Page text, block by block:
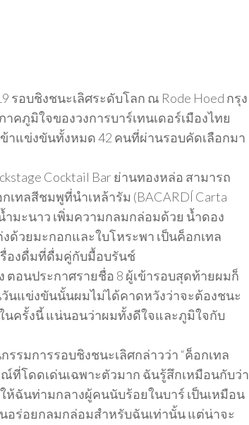
รอบชิงชนะเลิศระดับโลก ณ Rode Hoed กรุง
คภูมิใจของวงการบาร์เทนเดอร์เมืองไทย
าแข่งขันทั้งหมด 42 คนที่ผ่านรอบคัดเลือกมา
Cocktail Bar ย่านทองหล่อ สามารถ
เทลสีชมพูที่นำเหล้ารัม (BACARDÍ Carta
ำมะนาว เพิ่มความกลมกล่อมด้วย น้ำดอง
ด้วยมะกอกและใบโหระพา เป็นค็อกเทล
รื่องดื่มที่ดื่มคู่กับมื้อบรันช์
อนประกาศรายชื่อ 8 ผู้เข้ารอบสุดท้ายผมก็
นแข่งขันนั้นผมไม่ได้คาดหวังว่าจะต้องชนะ
ครั้งนี้ แน่นอนว่าผมทั้งดีใจและภูมิใจกับ
รรมการรอบชิงชนะเลิศกล่าวว่า “ค็อกเทล
ที่โดดเด่นเฉพาะตัวมาก ฉันรู้สึกเหมือนกับว่า
ห้ฉันท่ามกลางผู้คนนับร้อยในบาร์ เป็นเหมือน
ร่อยกลมกล่อมสำหรับฉันเท่านั้น แต่น่าจะ